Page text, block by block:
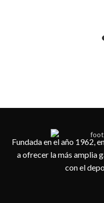
Fundada en el año 1962,
a ofrecer la más amplia
con el